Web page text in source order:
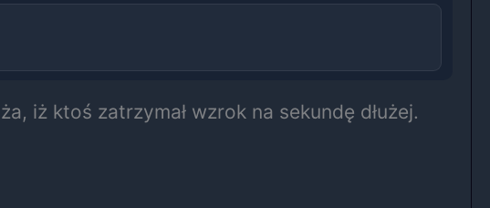
iż ktoś zatrzymał wzrok na sekundę dłużej.